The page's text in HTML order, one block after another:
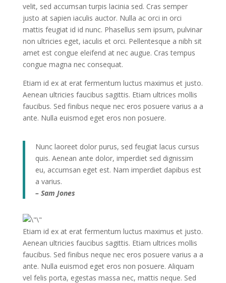
velit, sed accumsan turpis lacinia sed. Cras semper
justo at sapien iaculis auctor. Nulla ac orci in orci
mattis feugiat id id nunc. Phasellus sem ipsum, pulvinar
non ultricies eget, iaculis et orci. Pellentesque a nibh sit
amet est congue eleifend at nec augue. Cras tempus
congue magna nec consequat.
Etiam id ex at erat fermentum luctus maximus et justo.
Aenean ultricies faucibus sagittis. Etiam ultrices mollis
faucibus. Sed finibus neque nec eros posuere varius a a
ante. Nulla euismod eget eros non posuere.
Nunc laoreet dolor purus, sed feugiat lacus cursus
quis. Aenean ante dolor, imperdiet sed dignissim
eu, accumsan eget est. Nam imperdiet dapibus est
a varius.
– Sam Jones
Etiam id ex at erat fermentum luctus maximus et justo.
Aenean ultricies faucibus sagittis. Etiam ultrices mollis
faucibus. Sed finibus neque nec eros posuere varius a a
ante. Nulla euismod eget eros non posuere. Aliquam
vel felis porta, egestas massa nec, mattis neque. Sed